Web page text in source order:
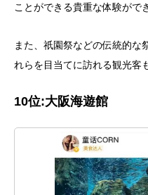
ことができる貴重な体験がで
また、祇園祭などの伝統的な
れらを目当てに訪れる観光客
10位:大阪海遊館